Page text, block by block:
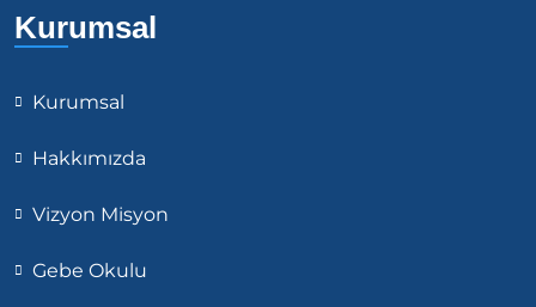
Kurumsal
Kurumsal
Hakkımızda
Vizyon Misyon
Gebe Okulu